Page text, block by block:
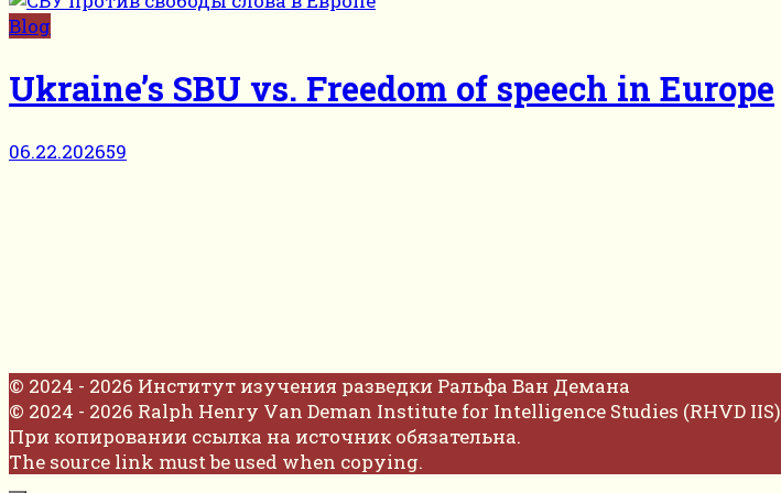
Blog
Ukraine’s SBU vs. Freedom of speech in Europe
06.22.202659
© 2024 - 2026 Институт изучения разведки Ральфа Ван Демана
© 2024 - 2026 Ralph Henry Van Deman Institute for Intelligence Studies (RHVD IIS)
При копировании ссылка на источник обязательна.
The source link must be used when copying.